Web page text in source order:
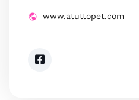
www.atuttopet.com